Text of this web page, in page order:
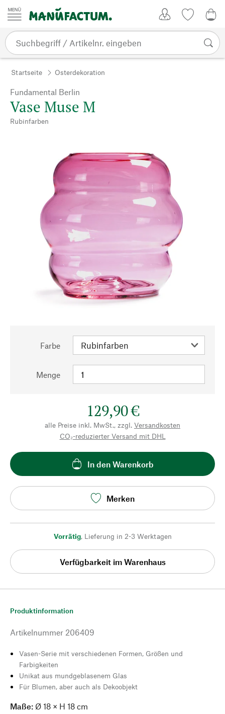
Zum Inhalt springen
Startseite Osterdekoration
Fundamental Berlin
Vase Muse M
Rubinfarben
Farbe
Menge
129,90 €
alle Preise inkl. MwSt., zzgl. Versandkosten
CO₂-reduzierter Versand mit DHL
In den Warenkorb
Merken
Vorrätig, Lieferung in 2-3 Werktagen
Verfügbarkeit im Warenhaus
Produktinformation
Artikelnummer 206409
Vasen-Serie mit verschiedenen Formen, Größen und
Farbigkeiten
Unikat aus mundgeblasenem Glas
Für Blumen, aber auch als Dekoobjekt
Maße: Ø 18 × H 18 cm